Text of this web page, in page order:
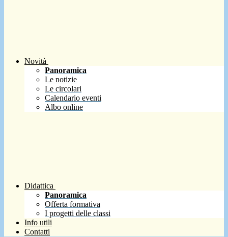
Novità
Panoramica
Le notizie
Le circolari
Calendario eventi
Albo online
Didattica
Panoramica
Offerta formativa
I progetti delle classi
Info utili
Contatti